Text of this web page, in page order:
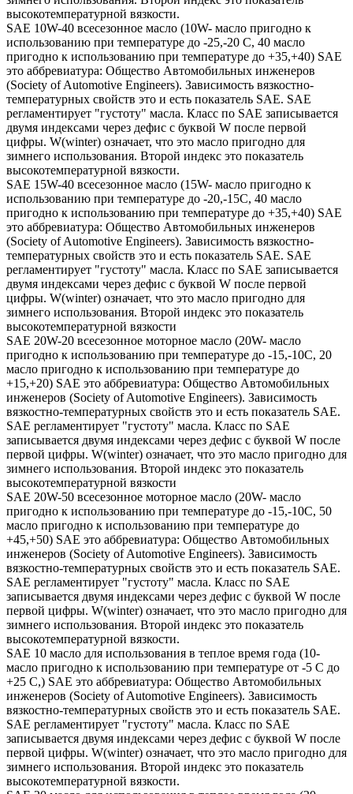
высокотемпературной вязкости.
SAE 10W-40 всесезонное масло (10W- масло пригодно к
использованию при температуре до -25,-20 С, 40 масло
пригодно к использованию при температуре до +35,+40) SAE
это аббревиатура: Общество Автомобильных инженеров
(Society of Automotive Engineers). Зависимость вязкостно-
температурных свойств это и есть показатель SAE. SAE
регламентирует "густоту" масла. Класс по SAE записывается
двумя индексами через дефис с буквой W после первой
цифры. W(winter) означает, что это масло пригодно для
зимнего использования. Второй индекс это показатель
высокотемпературной вязкости.
SAE 15W-40 всесезонное масло (15W- масло пригодно к
использованию при температуре до -20,-15С, 40 масло
пригодно к использованию при температуре до +35,+40) SAE
это аббревиатура: Общество Автомобильных инженеров
(Society of Automotive Engineers). Зависимость вязкостно-
температурных свойств это и есть показатель SAE. SAE
регламентирует "густоту" масла. Класс по SAE записывается
двумя индексами через дефис с буквой W после первой
цифры. W(winter) означает, что это масло пригодно для
зимнего использования. Второй индекс это показатель
высокотемпературной вязкости
SAE 20W-20 всесезонное моторное масло (20W- масло
пригодно к использованию при температуре до -15,-10С, 20
масло пригодно к использованию при температуре до
+15,+20) SAE это аббревиатура: Общество Автомобильных
инженеров (Society of Automotive Engineers). Зависимость
вязкостно-температурных свойств это и есть показатель SAE.
SAE регламентирует "густоту" масла. Класс по SAE
записывается двумя индексами через дефис с буквой W после
первой цифры. W(winter) означает, что это масло пригодно для
зимнего использования. Второй индекс это показатель
высокотемпературной вязкости
SAE 20W-50 всесезонное моторное масло (20W- масло
пригодно к использованию при температуре до -15,-10С, 50
масло пригодно к использованию при температуре до
+45,+50) SAE это аббревиатура: Общество Автомобильных
инженеров (Society of Automotive Engineers). Зависимость
вязкостно-температурных свойств это и есть показатель SAE.
SAE регламентирует "густоту" масла. Класс по SAE
записывается двумя индексами через дефис с буквой W после
первой цифры. W(winter) означает, что это масло пригодно для
зимнего использования. Второй индекс это показатель
высокотемпературной вязкости.
SAE 10 масло для использования в теплое время года (10-
масло пригодно к использованию при температуре от -5 С до
+25 С,) SAE это аббревиатура: Общество Автомобильных
инженеров (Society of Automotive Engineers). Зависимость
вязкостно-температурных свойств это и есть показатель SAE.
SAE регламентирует "густоту" масла. Класс по SAE
записывается двумя индексами через дефис с буквой W после
первой цифры. W(winter) означает, что это масло пригодно для
зимнего использования. Второй индекс это показатель
высокотемпературной вязкости.